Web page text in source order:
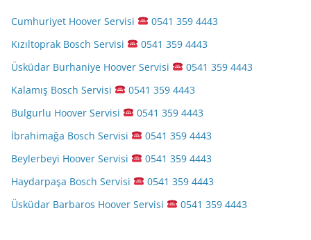
Cumhuriyet Hoover Servisi
0541 359 4443
Kızıltoprak Bosch Servisi
0541 359 4443
Üsküdar Burhaniye Hoover Servisi
0541 359 4443
Kalamış Bosch Servisi
0541 359 4443
Bulgurlu Hoover Servisi
0541 359 4443
İbrahimağa Bosch Servisi
0541 359 4443
Beylerbeyi Hoover Servisi
0541 359 4443
Haydarpaşa Bosch Servisi
0541 359 4443
Üsküdar Barbaros Hoover Servisi
0541 359 4443